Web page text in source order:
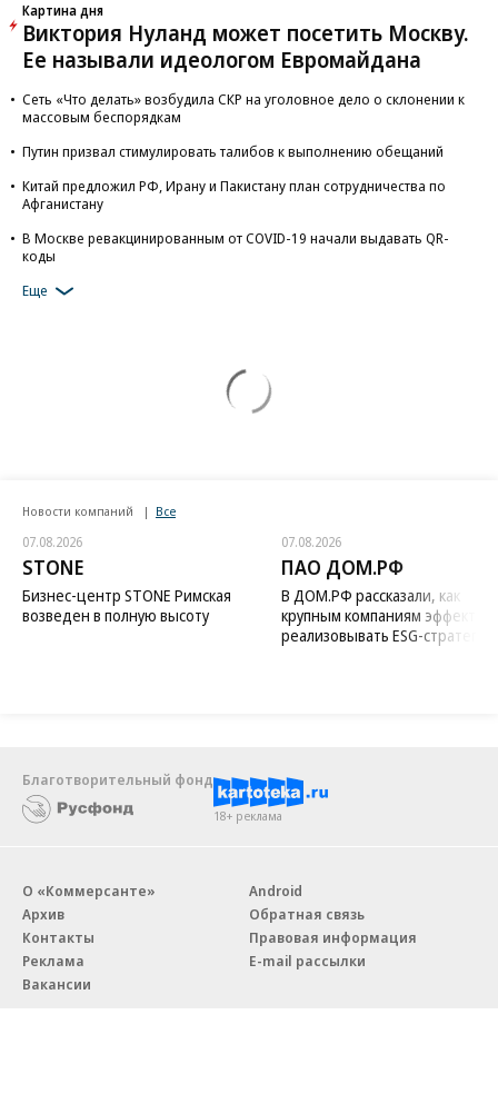
Картина дня
Виктория Нуланд может посетить Москву.
Ее называли идеологом Евромайдана
Сеть «Что делать» возбудила СКР на уголовное дело о склонении к
массовым беспорядкам
Путин призвал стимулировать талибов к выполнению обещаний
Китай предложил РФ, Ирану и Пакистану план сотрудничества по
Афганистану
В Москве ревакцинированным от COVID-19 начали выдавать QR-
коды
Еще
Новости компаний Все
07.08.2026
STONE
Бизнес-центр STONE Римская
возведен в полную высоту
07.08.2026
ПАО ДОМ.РФ
В ДОМ.РФ рассказали, как
крупным компаниям
реализовывать ESG-стратегию
Благотворительный фонд
18+ реклама
О «Коммерсанте»
Архив
Контакты
Реклама
Вакансии
Android
Обратная связь
Правовая информация
E-mail рассылки